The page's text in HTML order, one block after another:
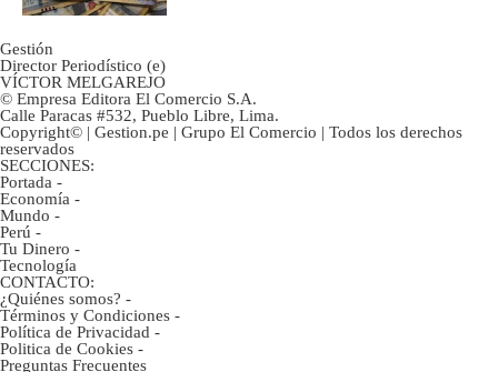
Gestión
Director Periodístico (e)
VÍCTOR MELGAREJO
© Empresa Editora El Comercio S.A.
Calle Paracas #532, Pueblo Libre, Lima.
Copyright© | Gestion.pe | Grupo El Comercio | Todos los derechos
reservados
SECCIONES:
Portada -
Economía -
Mundo -
Perú -
Tu Dinero -
Tecnología
CONTACTO:
¿Quiénes somos? -
Términos y Condiciones -
Política de Privacidad -
Politica de Cookies -
Preguntas Frecuentes